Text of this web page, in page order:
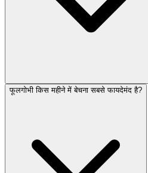
फूलगोभी किस महीने में बेचना सबसे फायदेमंद है?